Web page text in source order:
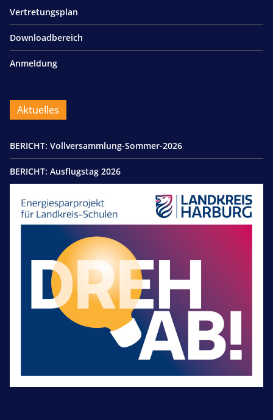
Vertretungsplan
Downloadbereich
Anmeldung
Aktuelles
BERICHT: Vollversammlung-Sommer-2026
BERICHT: Ausflugstag 2026